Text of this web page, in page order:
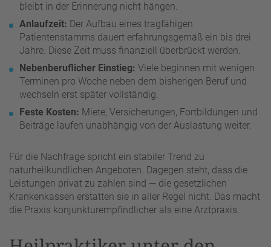
bleibt in der Erinnerung nicht hängen.
Anlaufzeit: Der Aufbau eines tragfähigen
Patientenstamms dauert erfahrungsgemäß ein bis drei
Jahre. Diese Zeit muss finanziell überbrückt werden.
Nebenberuflicher Einstieg: Viele beginnen mit wenigen
Terminen pro Woche neben dem bisherigen Beruf und
wechseln erst später vollständig.
Feste Kosten: Miete, Versicherungen, Fortbildungen und
Beiträge laufen unabhängig von der Auslastung weiter.
Für die Nachfrage spricht ein stabiler Trend zu
naturheilkundlichen Angeboten. Dagegen steht, dass die
Leistungen privat zu zahlen sind — die gesetzlichen
Krankenkassen erstatten sie in aller Regel nicht. Das macht
die Praxis konjunkturempfindlicher als eine Arztpraxis.